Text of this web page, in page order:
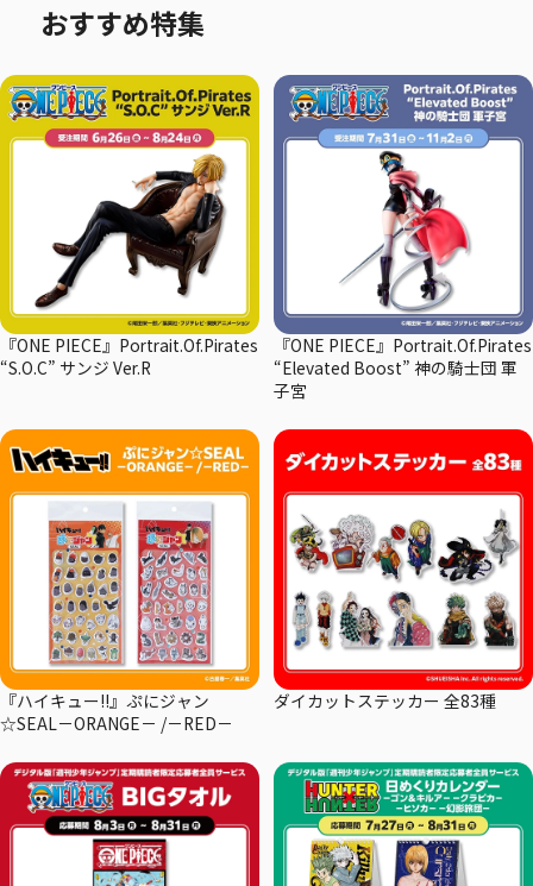
おすすめ特集
『ONE PIECE』Portrait.Of.Pirates
“S.O.C” サンジ Ver.R
『ONE PIECE』Portrait.Of.Pirates
“Elevated Boost” 神の騎士団 軍
子宮
『ハイキュー!!』ぷにジャン
☆SEAL－ORANGE－ /－RED－
ダイカットステッカー 全83種